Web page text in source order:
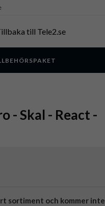
till Tele2.se
- Skal - React -
sortiment och kommer inte